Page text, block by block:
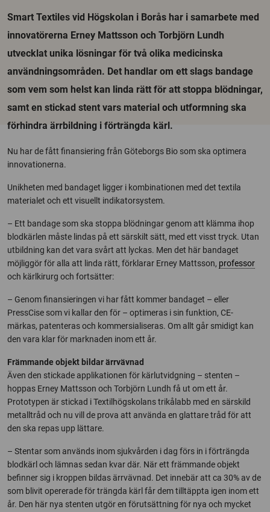
Smart Textiles vid Högskolan i Borås har i samarbete med
innovatörerna Erney Mattsson och Torbjörn Lundh
utvecklat unika lösningar för två olika medicinska
användningsområden. Det handlar om ett slags bandage
som vem som helst kan linda rätt för att stoppa blödningar,
samt en stickad stent vars material och utformning ska
förhindra ärrbildning i förträngda kärl.
Nu har de fått finansiering från Göteborgs Bio som ska optimera
innovationerna.
Unikheten med bandaget ligger i kombinationen med det textila
materialet och ett visuellt indikatorsystem.
– Ett bandage som ska stoppa blödningar genom att klämma ihop
blodkärlen måste lindas på ett särskilt sätt, med ett visst tryck. Utan
utbildning kan det vara svårt att lyckas. Men det här bandaget
möjliggör för alla att linda rätt, förklarar Erney Mattsson, professor
och kärlkirurg och fortsätter:
– Genom finansieringen vi har fått kommer bandaget – eller
PressCise som vi kallar den för – optimeras i sin funktion, CE-
märkas, patenteras och kommersialiseras. Om allt går smidigt kan
den vara klar för marknaden inom ett år.
Främmande objekt bildar ärrvävnad
Även den stickade applikationen för kärlutvidgning – stenten –
hoppas Erney Mattsson och Torbjörn Lundh få ut om ett år.
Prototypen är stickad i Textilhögskolans trikålabb med en särskild
metalltråd och nu vill de prova att använda en glattare tråd för att
den ska repas upp lättare.
– Stentar som används inom sjukvården i dag förs in i förträngda
blodkärl och lämnas sedan kvar där. När ett främmande objekt
befinner sig i kroppen bildas ärrvävnad. Det innebär att ca 30% av de
som blivit opererade för trängda kärl får dem tilltäppta igen inom ett
år. Den här nya stenten utgör en förutsättning för nya och mycket